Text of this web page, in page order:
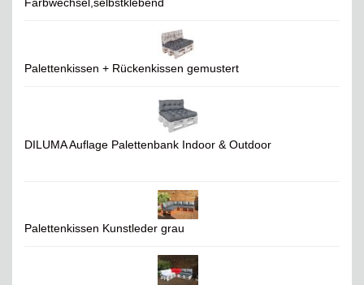
Palettenkissen + Rückenkissen gemustert
DILUMA Auflage Palettenbank Indoor & Outdoor
Palettenkissen Kunstleder grau